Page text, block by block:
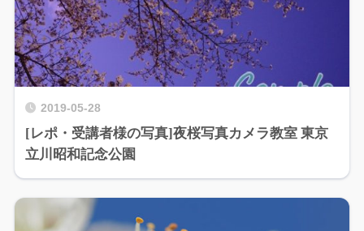
2019-05-28
[レポ・受講者様の写真]夜桜写真カメラ教室 東京
立川昭和記念公園